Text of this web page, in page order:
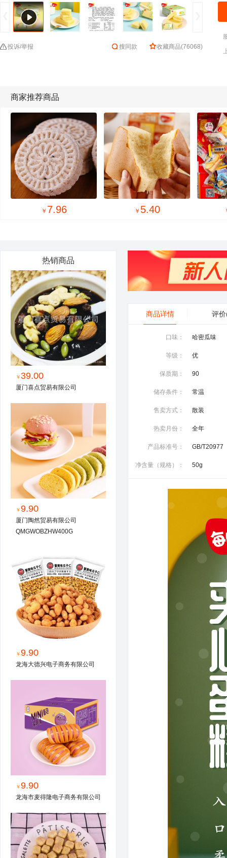
投诉/举报 搜同款 收藏商品(76068)
商家推荐商品
热销商品
￥39.00
厦门喜点贸易有限公司
￥9.90
厦门陶然贸易有限公司
QMGWOBZHW400G
￥9.90
龙海大德兴电子商务有限公司
￥9.90
龙海市麦得隆电子商务有限公司
商品详情 评价
口味： 哈密瓜味
等级： 优
保质期： 90
储存条件： 常温
售卖方式： 散装
热卖月份： 全年
产品标准号： GB/T20977
净含量（规格）： 50g